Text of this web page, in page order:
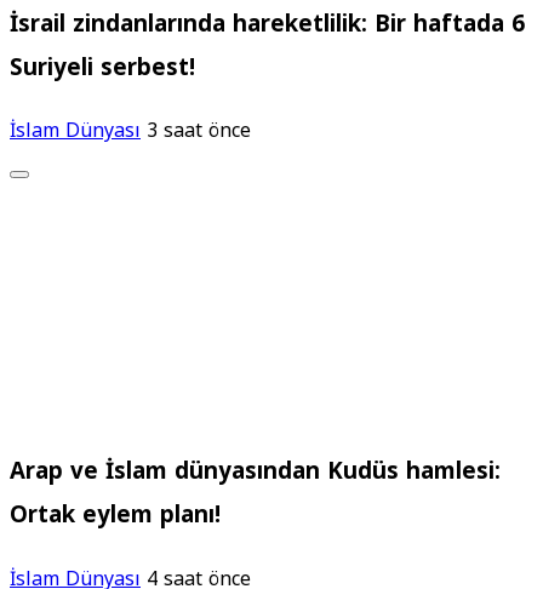
İsrail zindanlarında hareketlilik: Bir haftada 6
Suriyeli serbest!
İslam Dünyası3 saat önce
Arap ve İslam dünyasından Kudüs hamlesi:
Ortak eylem planı!
İslam Dünyası4 saat önce